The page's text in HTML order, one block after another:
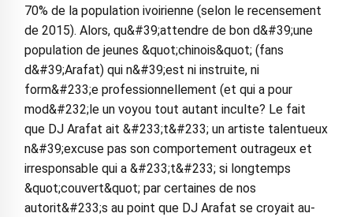
70% de la population ivoirienne (selon le recensement
de 2015). Alors, qu&#39;attendre de bon d&#39;une
population de jeunes &quot;chinois&quot; (fans
d&#39;Arafat) qui n&#39;est ni instruite, ni
form&#233;e professionnellement (et qui a pour
mod&#232;le un voyou tout autant inculte? Le fait
que DJ Arafat ait &#233;t&#233; un artiste talentueux
n&#39;excuse pas son comportement outrageux et
irresponsable qui a &#233;t&#233; si longtemps
&quot;couvert&quot; par certaines de nos
autorit&#233;s au point que DJ Arafat se croyait au-